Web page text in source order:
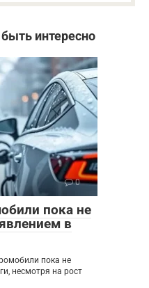
интересно
0
пока не
в
пока не
несмотря на рост